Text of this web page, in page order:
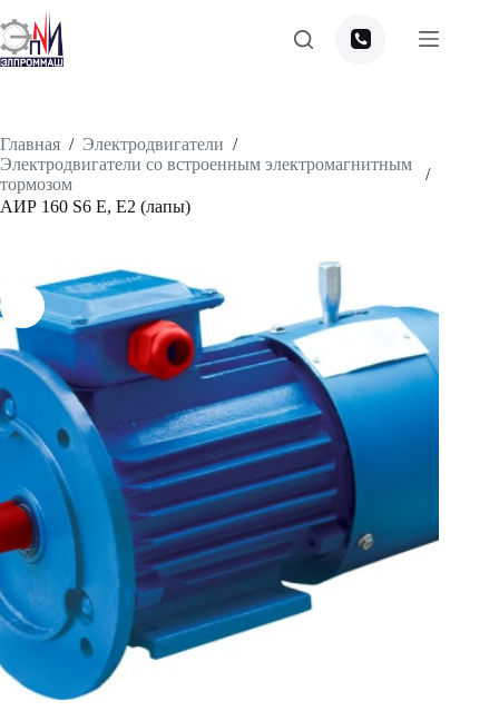
Перейти
к
сути
Главная / Электродвигатели /
Электродвигатели со встроенным электромагнитным
тормозом
/
АИР 160 S6 Е, Е2 (лапы)